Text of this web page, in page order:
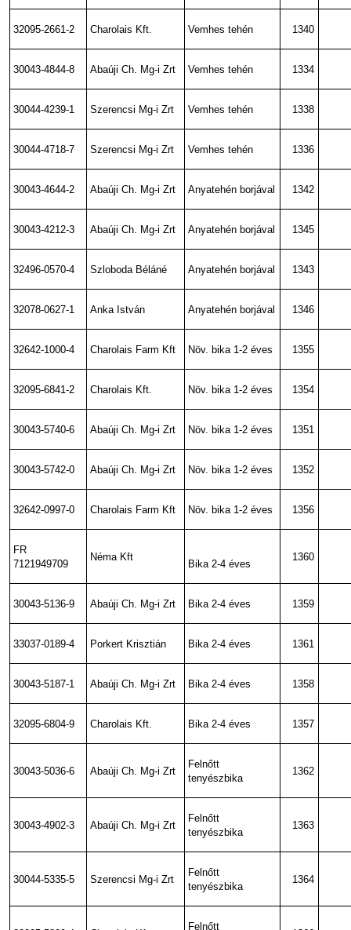
32095-2661-2 Charolais Kft. Vemhes tehén 1340
30043-4844-8 Abaúji Ch. Mg-i Zrt Vemhes tehén 1334
30044-4239-1 Szerencsi Mg-i Zrt Vemhes tehén 1338
30044-4718-7 Szerencsi Mg-i Zrt Vemhes tehén 1336
30043-4644-2 Abaúji Ch. Mg-i Zrt Anyatehén borjával 1342
30043-4212-3 Abaúji Ch. Mg-i Zrt Anyatehén borjával 1345
32496-0570-4 Szloboda Béláné Anyatehén borjával 1343
32078-0627-1 Anka István Anyatehén borjával 1346
32642-1000-4 Charolais Farm Kft Növ. bika 1-2 éves 1355
32095-6841-2 Charolais Kft. Növ. bika 1-2 éves 1354
30043-5740-6 Abaúji Ch. Mg-i Zrt Növ. bika 1-2 éves 1351
30043-5742-0 Abaúji Ch. Mg-i Zrt Növ. bika 1-2 éves 1352
32642-0997-0 Charolais Farm Kft Növ. bika 1-2 éves 1356
FR
7121949709
Néma Kft
Bika 2-4 éves
1360
30043-5136-9 Abaúji Ch. Mg-i Zrt Bika 2-4 éves 1359
33037-0189-4 Porkert Krisztián Bika 2-4 éves 1361
30043-5187-1 Abaúji Ch. Mg-i Zrt Bika 2-4 éves 1358
32095-6804-9 Charolais Kft. Bika 2-4 éves 1357
30043-5036-6 Abaúji Ch. Mg-i Zrt
Felnőtt
tenyészbika
1362
30043-4902-3 Abaúji Ch. Mg-i Zrt
Felnőtt
tenyészbika
1363
30044-5335-5 Szerencsi Mg-i Zrt
Felnőtt
tenyészbika
1364
Felnőtt